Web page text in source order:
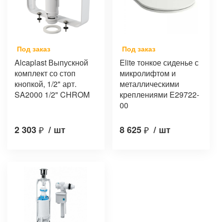
Под заказ
Alcaplast Выпускной
комплект со стоп
кнопкой, 1/2" арт.
SA2000 1/2" CHROM
2 303₽ / шт
Под заказ
Elite тонкое сиденье с
микролифтом и
металлическими
креплениями E29722-
00
8 625₽ / шт